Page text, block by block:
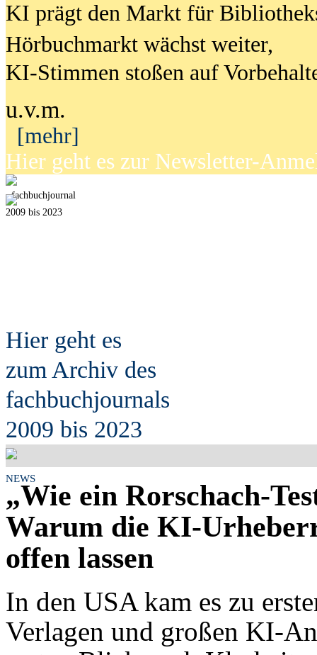
KI prägt den Markt für
Hörbuchmarkt wächst weiter,
KI-Stimmen stoßen auf
u.v.m.
[mehr]
Hier geht es zur Newsletter-
fachbuchjournal
2009 bis 2023
Hier geht es
zum Archiv des
fachbuchjournals
2009 bis 2023
NEWS
„Wie ein Rorschach-
Warum die KI-
offen lassen
In den USA kam es zu
Verlagen und großen KI-